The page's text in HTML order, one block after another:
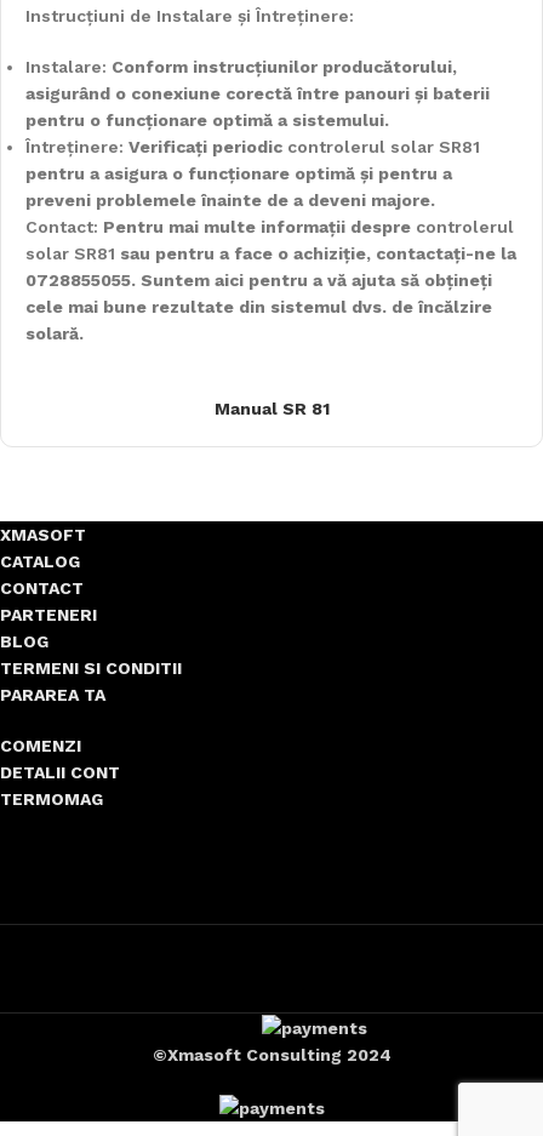
Instrucțiuni de Instalare și Întreținere:
Instalare: Conform instrucțiunilor producătorului,
asigurând o conexiune corectă între panouri și baterii
pentru o funcționare optimă a sistemului.
Întreținere: Verificați periodic controlerul solar SR81
pentru a asigura o funcționare optimă și pentru a
preveni problemele înainte de a deveni majore.
Contact: Pentru mai multe informații despre controlerul
solar SR81 sau pentru a face o achiziție, contactați-ne la
0728855055. Suntem aici pentru a vă ajuta să obțineți
cele mai bune rezultate din sistemul dvs. de încălzire
solară.
Manual SR 81
XMASOFT
CATALOG
CONTACT
PARTENERI
BLOG
TERMENI SI CONDITII
PARAREA TA
COMENZI
DETALII CONT
TERMOMAG
©Xmasoft Consulting 2024